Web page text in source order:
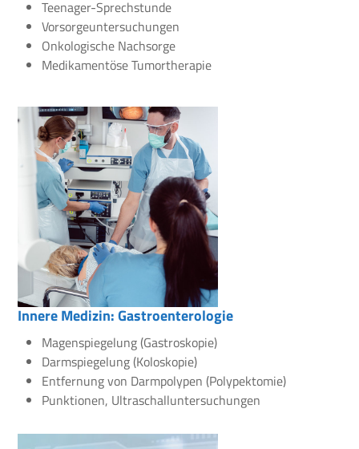
Teenager-Sprechstunde
Vorsorgeuntersuchungen
Onkologische Nachsorge
Medikamentöse Tumortherapie
Innere Medizin: Gastroenterologie
Magenspiegelung (Gastroskopie)
Darmspiegelung (Koloskopie)
Entfernung von Darmpolypen (Polypektomie)
Punktionen, Ultraschalluntersuchungen